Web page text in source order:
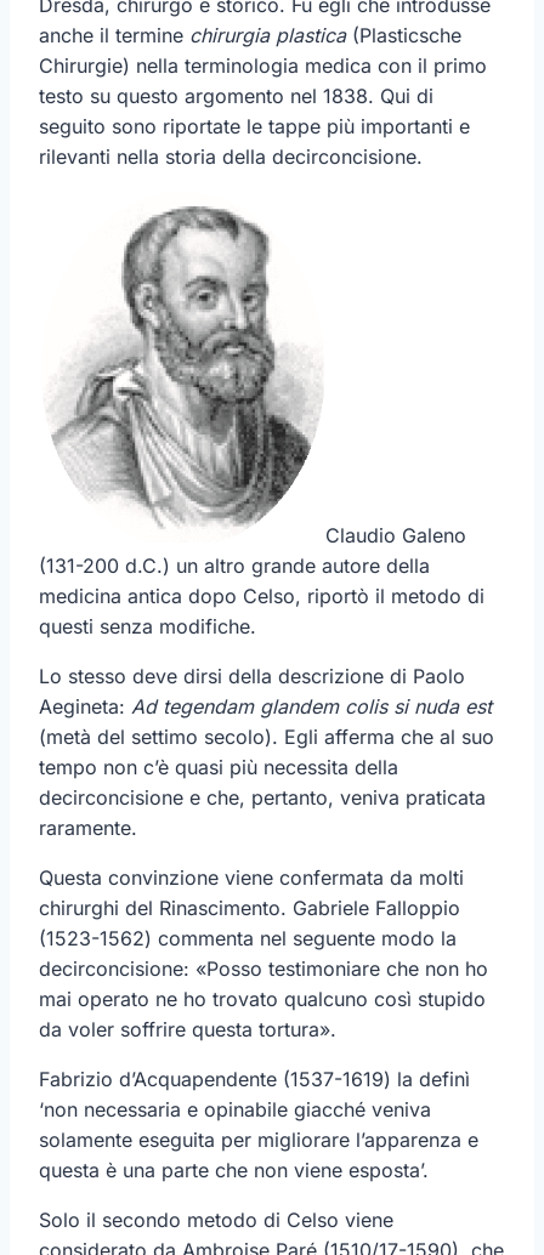
anche il termine chirurgia plastica(Plasticsche
Chirurgie) nella terminologia medica con il primo
testo su questo argomento nel 1838. Qui di
seguito sono riportate le tappe più importanti e
rilevanti nella storia della decirconcisione.
Claudio Galeno
(131-200 d.C.) un altro grande autore della
medicina antica dopo Celso, riportò il metodo di
questi senza modifiche.
Lo stesso deve dirsi della descrizione di Paolo
Aegineta: Ad tegendam glandem colis si nuda est
(metà del settimo secolo). Egli afferma che al suo
tempo non c’è quasi più necessita della
decirconcisione e che, pertanto, veniva praticata
raramente.
Questa convinzione viene confermata da molti
chirurghi del Rinascimento. Gabriele Falloppio
(1523-1562) commenta nel seguente modo la
decirconcisione: «Posso testimoniare che non ho
mai operato ne ho trovato qualcuno così stupido
da voler soffrire questa tortura».
Fabrizio d’Acquapendente (1537-1619) la definì
‘non necessaria e opinabile giacché veniva
solamente eseguita per migliorare l’apparenza e
questa è una parte che non viene esposta’.
Solo il secondo metodo di Celso viene
considerato da Ambroise Paré (1510/17-1590), che